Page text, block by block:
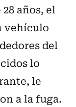
años, el
vehículo
del
lo
le
a la fuga.